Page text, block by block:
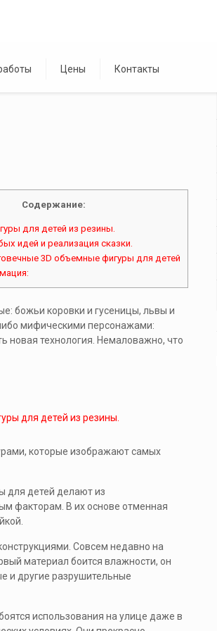
Цены Контакты
Содержание:
для детей из резины.
идей и реализация сказки.
3D объемные фигуры для детей
божьи коровки и гусеницы, львы и
мифическими персонажами:
новая технология. Немаловажно, что
которые изображают самых
для детей делают из
факторам. В их основе отменная
Совсем недавно на
материал боится влажности, он
и другие разрушительные
использования на улице даже в